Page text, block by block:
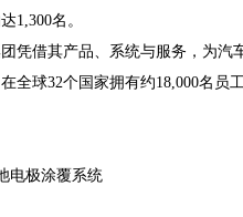
1,300名。
借其产品、系统与服务，为汽
球32个国家拥有约18,000名员
电极涂覆系统